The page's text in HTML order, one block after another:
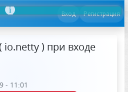
Вход Регистрация
) при входе
- 11:01